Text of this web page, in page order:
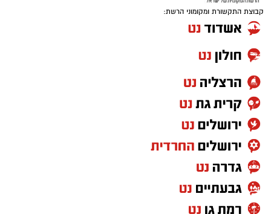
קבוצת התקשורת ומקומוני הרשת: